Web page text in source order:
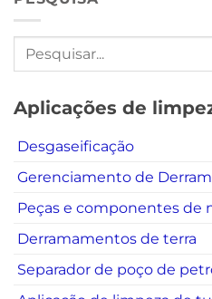
Aplicações de
Desgaseificação
Gerenciamento de
Peças e componentes de
Derramamentos de terra
Separador de poço de